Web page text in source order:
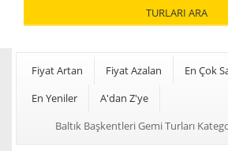
TURLARI ARA
Fiyat Artan Fiyat Azalan
En Çok
En Yeniler
A'dan Z'ye
Baltık Başkentleri Gemi Turları